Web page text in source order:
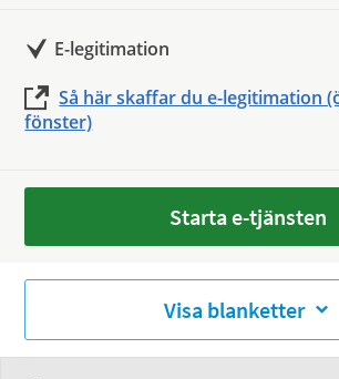
E-legitimation
Så här skaffar du e-legitimation
fönster)
Starta e-tjänsten
Visa blanketter